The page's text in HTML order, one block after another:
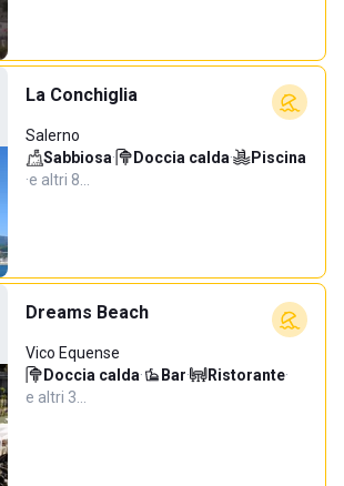
La Conchiglia
Salerno
Sabbiosa· Doccia calda·
Piscina
·e altri 8…
Dreams Beach
Vico Equense
Doccia calda· Bar· Ristorante·
e altri 3…